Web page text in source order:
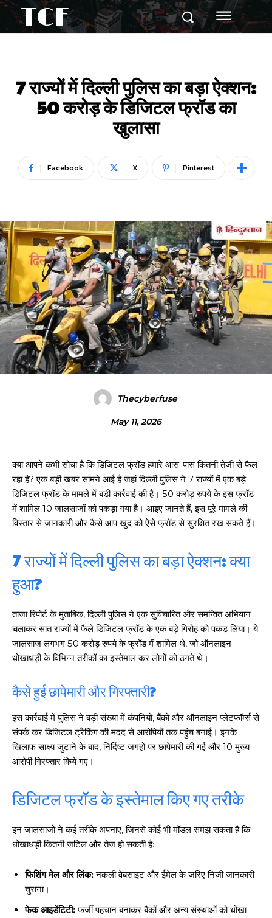
TCF
7 राज्यों में दिल्ली पुलिस का बड़ा ऐक्शन:
50 करोड़ के डिजिटल फ्रॉड का
खुलासा
Facebook X Pinterest
Thecyberfuse
May 11, 2026
क्या आपने कभी सोचा है कि डिजिटल फ्रॉड हमारे आस-पास कितनी तेजी से फैल
रहा है? एक बड़ी खबर सामने आई है जहां दिल्ली पुलिस ने 7 राज्यों में एक बड़े
डिजिटल फ्रॉड के मामले में बड़ी कार्रवाई की है। 50 करोड़ रुपये के इस फ्रॉड
में शामिल 10 जालसाजों को पकड़ा गया है। आइए जानते हैं, इस पूरे मामले की
विस्तार से जानकारी और कैसे आप खुद को ऐसे फ्रॉड से सुरक्षित रख सकते हैं।
7 राज्यों में दिल्ली पुलिस का बड़ा ऐक्शन: क्या
हुआ?
ताजा रिपोर्ट के मुताबिक, दिल्ली पुलिस ने एक सुविचारित और समन्वित अभियान
चलाकर सात राज्यों में फैले डिजिटल फ्रॉड के एक बड़े गिरोह को पकड़ लिया। ये
जालसाज लगभग 50 करोड़ रुपये के फ्रॉड में शामिल थे, जो ऑनलाइन
धोखाधड़ी के विभिन्न तरीकों का इस्तेमाल कर लोगों को ठगते थे।
कैसे हुई छापेमारी और गिरफ्तारी?
इस कार्रवाई में पुलिस ने बड़ी संख्या में कंपनियों, बैंकों और ऑनलाइन प्लेटफॉर्म्स से
संपर्क कर डिजिटल ट्रैकिंग की मदद से आरोपियों तक पहुंच बनाई। इनके
खिलाफ साक्ष्य जुटाने के बाद, निर्दिष्ट जगहों पर छापेमारी की गई और 10 मुख्य
आरोपी गिरफ्तार किये गए।
डिजिटल फ्रॉड के इस्तेमाल किए गए तरीके
इन जालसाजों ने कई तरीके अपनाए, जिनसे कोई भी मॉडल समझ सकता है कि
धोखाधड़ी कितनी जटिल और तेज हो सकती है:
फिशिंग मेल और लिंक:नकली वेबसाइट और ईमेल के जरिए निजी जानकारी
चुराना।
फेक आइडेंटिटी:फर्जी पहचान बनाकर बैंकों और अन्य संस्थाओं को धोखा